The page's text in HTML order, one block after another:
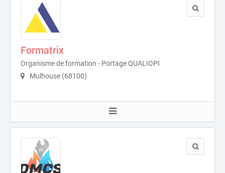
Formatrix
Organisme de formation - Portage QUALIOPI
Mulhouse (68100)